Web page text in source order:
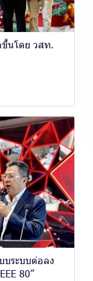
ขึ้นโดย วสท.
บระบบต่อลง
80”